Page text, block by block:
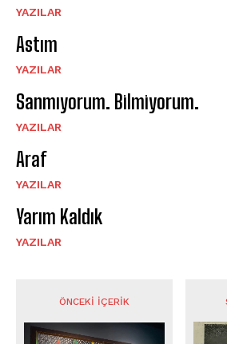
YAZILAR
Astım
YAZILAR
Sanmıyorum. Bilmiyorum.
YAZILAR
Araf
YAZILAR
Yarım Kaldık
YAZILAR
ÖNCEKI İÇERIK